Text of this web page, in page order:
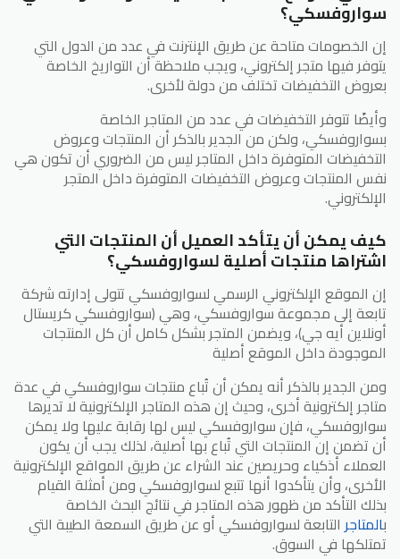
سواروفسكي؟
إن الخصومات متاحة عن طريق الإنترنت في عدد من الدول التي
يتوفر فيها متجر إلكتروني، ويجب ملاحظة أن التواريخ الخاصة
بعروض التخفيضات تختلف من دولة لأخرى.
وأيضًا تتوفر التخفيضات في عدد من المتاجر الخاصة
بسواروفسكي، ولكن من الجدير بالذكر أن المنتجات وعروض
التخفيضات المتوفرة داخل المتاجر ليس من الضروري أن تكون هي
نفس المنتجات وعروض التخفيضات المتوفرة داخل المتجر
الإلكتروني.
كيف يمكن أن يتأكد العميل أن المنتجات التي
اشتراها منتجات أصلية لسواروفسكي؟
إن الموقع الإلكتروني الرسمي لسواروفسكي تتولى إدارته شركة
تابعة إلى مجموعة سواروفسكي، وهي (سواروفسكي كريستال
أونلاين أيه جي)، ويضمن المتجر بشكل كامل أن كل المنتجات
الموجودة داخل الموقع أصلية
ومن الجدير بالذكر أنه يمكن أن تُباع منتجات سواروفسكي في عدة
متاجر إلكترونية أخرى، وحيث إن هذه المتاجر الإلكترونية لا تديرها
سواروفسكي، فإن سواروفسكي ليس لها رقابة عليها ولا يمكن
أن تضمن إن المنتجات التي تُباع بها أصلية، لذلك يجب أن يكون
العملاء أذكياء وحريصين عند الشراء عن طريق المواقع الإلكترونية
الأخرى، وأن يتأكدوا أنها تتبع لسواروفسكي ومن أمثلة القيام
بذلك التأكد من ظهور هذه المتاجر في نتائج البحث الخاصة
بالمتاجرالتابعة لسواروفسكي أو عن طريق السمعة الطيبة التي
تمتلكها في السوق.